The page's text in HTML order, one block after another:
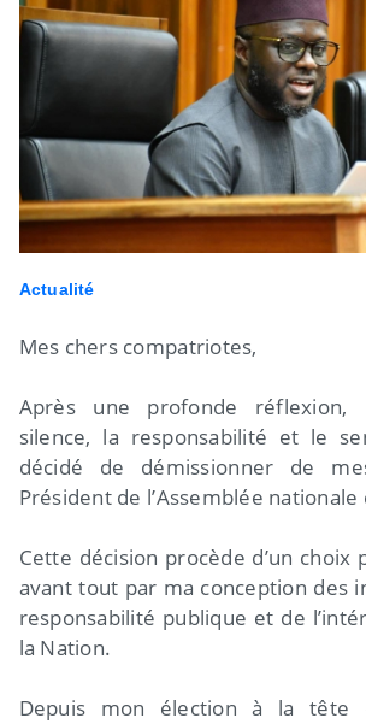
Actualité
Mes chers compatriotes,
Après une profonde réflexion,
silence, la responsabilité et le
décidé de démissionner de
Président de l’Assemblée nationale
Cette décision procède d’un choix
avant tout par ma conception des
responsabilité publique et de
la Nation.
Depuis mon élection à la tête